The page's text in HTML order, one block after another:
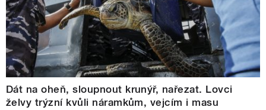
Dát na oheň, sloupnout krunýř, nařezat. Lovci
želvy trýzní kvůli náramkům, vejcím i masu